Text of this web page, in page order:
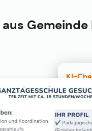
KI-
Der KI-
Gemeinde